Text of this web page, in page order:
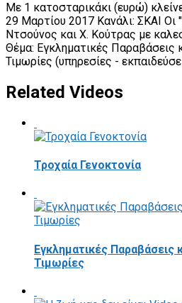
Με 1 κατοσταρικάκι (ευρώ)
29 Μαρτίου 2017 Κανάλι: ΣΚΑΙ Οι
Ντσούνος και Χ. Κούτρας με
Θέμα: Εγκληματικές Παραβάσεις
Τιμωρίες (υπηρεσίες -
Related Videos
Τροχαία Γενοκτονία
Εγκληματικές Παραβάσεις
Τιμωρίες